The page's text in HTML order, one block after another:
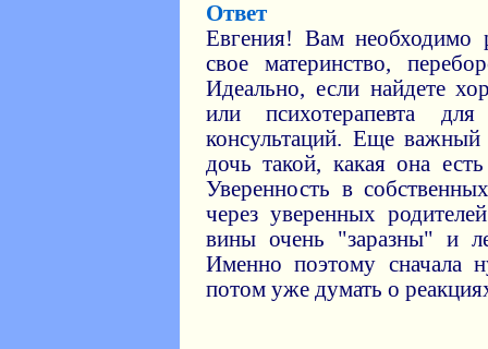
Ответ
Евгения! Вам необходимо
свое материнство,
Идеально, если найдете
или психотерапевта
консультаций. Еще
дочь такой, какая она
Уверенность в
через уверенных
вины очень "заразны" и
Именно поэтому сначала
потом уже думать о